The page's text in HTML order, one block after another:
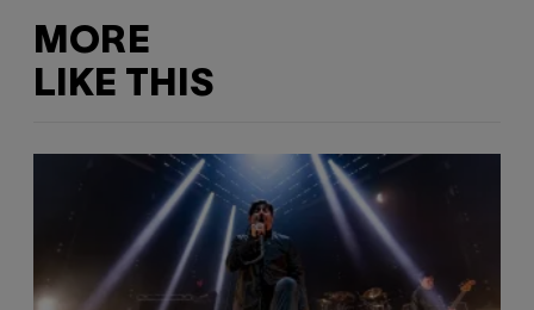
MORE
LIKE THIS